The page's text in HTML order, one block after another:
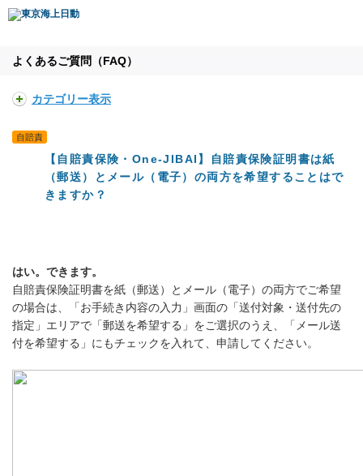
よくあるご質問（FAQ）
カテゴリー表示
自賠責
【自賠責保険・One-JIBAI】自賠責保険証明書は紙
（郵送）とメール（電子）の両方を希望することはで
きますか？
はい。できます。
自賠責保険証明書を紙（郵送）とメール（電子）の両方でご希望
の場合は、「お手続き内容の入力」画面の「送付対象・送付先の
指定」エリアで「郵送を希望する」をご選択のうえ、「メール送
付を希望する」にもチェックを入れて、申請してください。